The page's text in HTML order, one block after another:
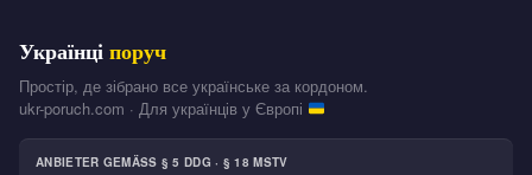
Українціпоруч
Простір, де зібрано все українське за кордоном.
ukr-poruch.com · Для українців у Європі
ANBIETER GEMÄSS § 5 DDG · § 18 MSTV